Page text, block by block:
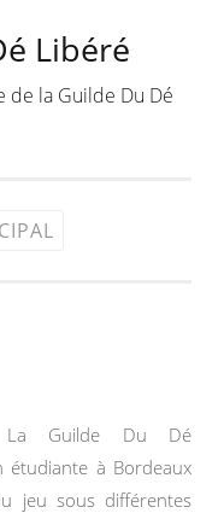
Libéré
de la Guilde Du Dé
La Guilde Du Dé
étudiante à Bordeaux
jeu sous différentes